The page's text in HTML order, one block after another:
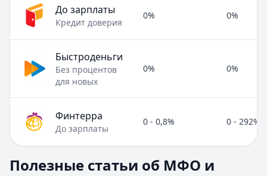
До зарплаты
Кредит доверия
0% 0%
Быстроденьги
Без процентов
для новых
0% 0%
Финтерра
До зарплаты
0 - 0,8% 0 - 292%
Раздел:МФО и микрозаймы. Всего статей: 8.
Полезные статьи об МФО и